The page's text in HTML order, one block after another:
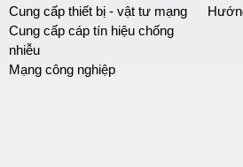
Cung cấp thiết bị - vật tư mạng
Cung cấp cáp tín hiệu chống
nhiễu
Mạng công nghiệp